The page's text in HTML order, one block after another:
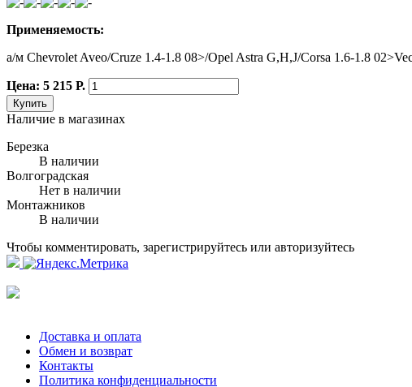
Применяемость:
а/м Chevrolet Aveo/Cruze 1.4-1.8 08>/Opel Astra G,H,J/Corsa 1.6-1.8
Цена: 5 215 Р.
Купить
Наличие в магазинах
Березка
В наличии
Волгоградская
Нет в наличии
Монтажников
В наличии
Чтобы комментировать, зарегистрируйтесь или авторизуйтесь
Доставка и оплата
Обмен и возврат
Контакты
Политика конфиденциальности